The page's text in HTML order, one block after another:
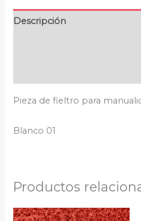
Descripción
Pieza de fieltro para
Blanco 01
Productos